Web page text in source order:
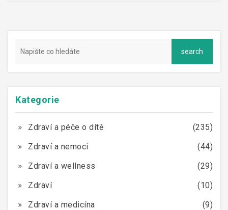
Kategorie
Zdraví a péče o dítě
(235)
Zdraví a nemoci
(44)
Zdraví a wellness
(29)
Zdraví
(10)
Zdraví a medicína
(9)